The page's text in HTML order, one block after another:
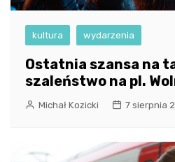
kultura wydarzenia
Ostatnia szansa na
szaleństwo na pl.
Michał Kozicki 7 sierpnia